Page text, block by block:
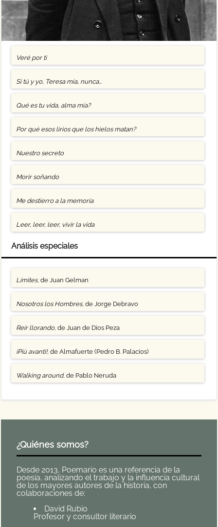
Veré por ti
Si tú y yo, Teresa mía, nunca…
Qué es tu vida, alma mía?
Por qué esos lirios que los hielos matan?
Nuestro secreto
Morir soñando
Me destierro a la memoria
Leer, leer, leer, vivir la vida
Análisis especiales
Límites, de Juan Gelman
Nosotros los Hombres, de Jorge Debravo
Reír llorando, de Juan de Dios Peza
¡Più avanti!, de Almafuerte (Pedro B. Palacios)
Walking around, de Pablo Neruda
¿Quiénes somos?
Desde 2013, Poemario es una referencia de la
poesía, analizando el trabajo y la influencia cultural
de los mayores autores de la historia, con
colaboraciones de:
David Rubio
Profesor y consultor literario